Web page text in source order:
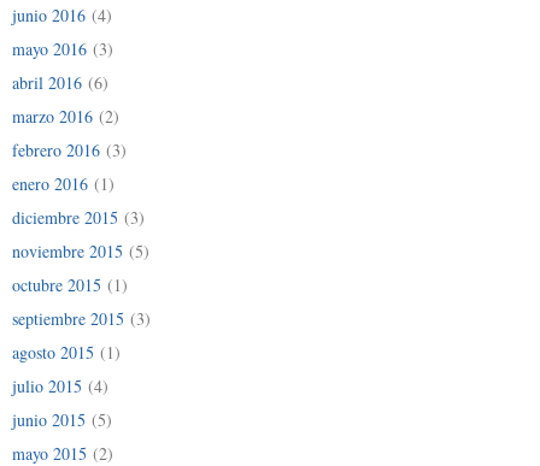
junio 2016 (4)
mayo 2016 (3)
abril 2016 (6)
marzo 2016 (2)
febrero 2016 (3)
enero 2016 (1)
diciembre 2015 (3)
noviembre 2015 (5)
octubre 2015 (1)
septiembre 2015 (3)
agosto 2015 (1)
julio 2015 (4)
junio 2015 (5)
mayo 2015 (2)